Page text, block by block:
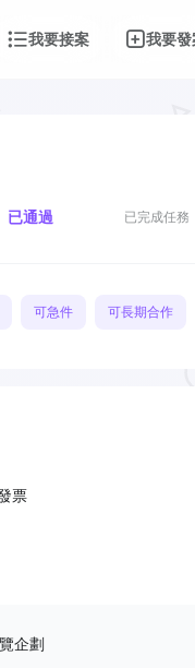
我要接案 我要發
已通過 已完成任務
可急件 可長期合作
票
企劃